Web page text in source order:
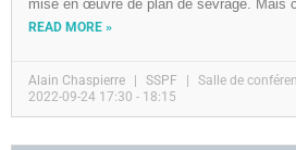
mise en œuvre de plan de sevrage. Mais
READ MORE »
Alain Chaspierre SSPF
Salle de
2022-09-24 17:30 - 18:15